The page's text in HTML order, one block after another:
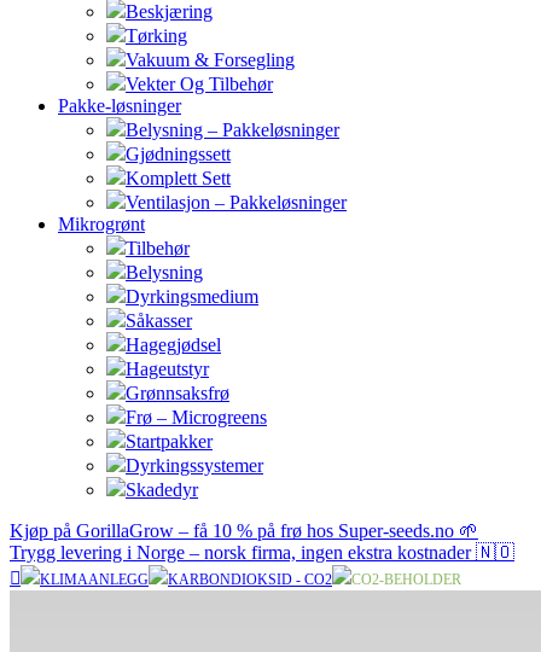
Beskjæring
Tørking
Vakuum & Forsegling
Vekter Og Tilbehør
Pakke-løsninger
Belysning – Pakkeløsninger
Gjødningssett
Komplett Sett
Ventilasjon – Pakkeløsninger
Mikrogrønt
Tilbehør
Belysning
Dyrkingsmedium
Såkasser
Hagegjødsel
Hageutstyr
Grønnsaksfrø
Frø – Microgreens
Startpakker
Dyrkingssystemer
Skadedyr
Kjøp på GorillaGrow – få 10 % på frø hos Super-seeds.no 🌱
Trygg levering i Norge – norsk firma, ingen ekstra kostnader 🇳🇴
KLIMAANLEGG KARBONDIOKSID - CO2 CO2-BEHOLDER